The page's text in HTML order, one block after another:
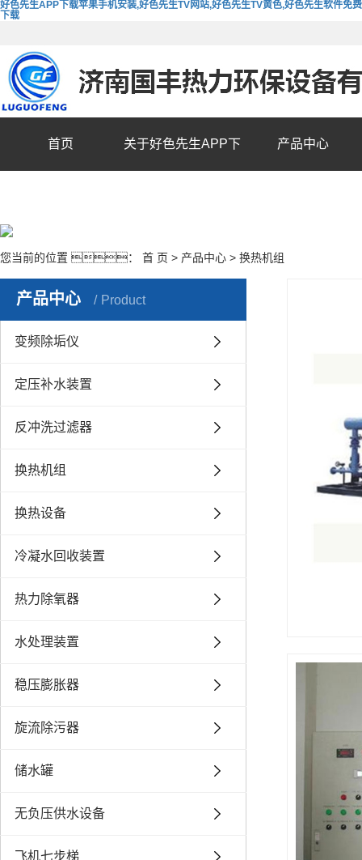
好色先生APP下载苹果手机安装,好色先生TV网站,好色先生TV黄色,好色先生软件免费
下载
首页 关于好色先生APP下 产品中心
您当前的位置 ： 首 页 > 产品中心 > 换热机组
产品中心 Product
变频除垢仪
定压补水装置
反冲洗过滤器
换热机组
换热设备
冷凝水回收装置
热力除氧器
水处理装置
稳压膨胀器
旋流除污器
储水罐
无负压供水设备
飞机七步梯